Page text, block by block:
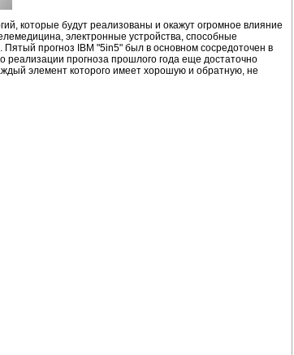
которые будут реализованы и окажут огромное влияние
электронные устройства, способные
прогноз IBM "5in5" был в основном сосредоточен в
реализации прогноза прошлого года еще достаточно
элемент которого имеет хорошую и обратную, не